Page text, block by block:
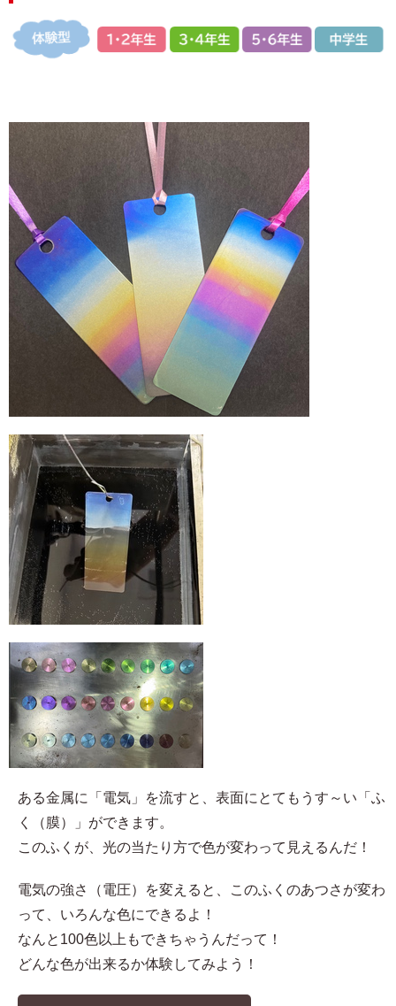
ある金属に「電気」を流すと、表面にとてもうす～い「ふ
く（膜）」ができます。
このふくが、光の当たり方で色が変わって見えるんだ！
電気の強さ（電圧）を変えると、このふくのあつさが変わ
って、いろんな色にできるよ！
なんと100色以上もできちゃうんだって！
どんな色が出来るか体験してみよう！